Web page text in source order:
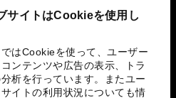
サイトはCookieを使用し
はCookieを使って、ユーザー
ンテンツや広告の表示、トラ
析を行っています。またユー
イトの利用状況についても情
組み